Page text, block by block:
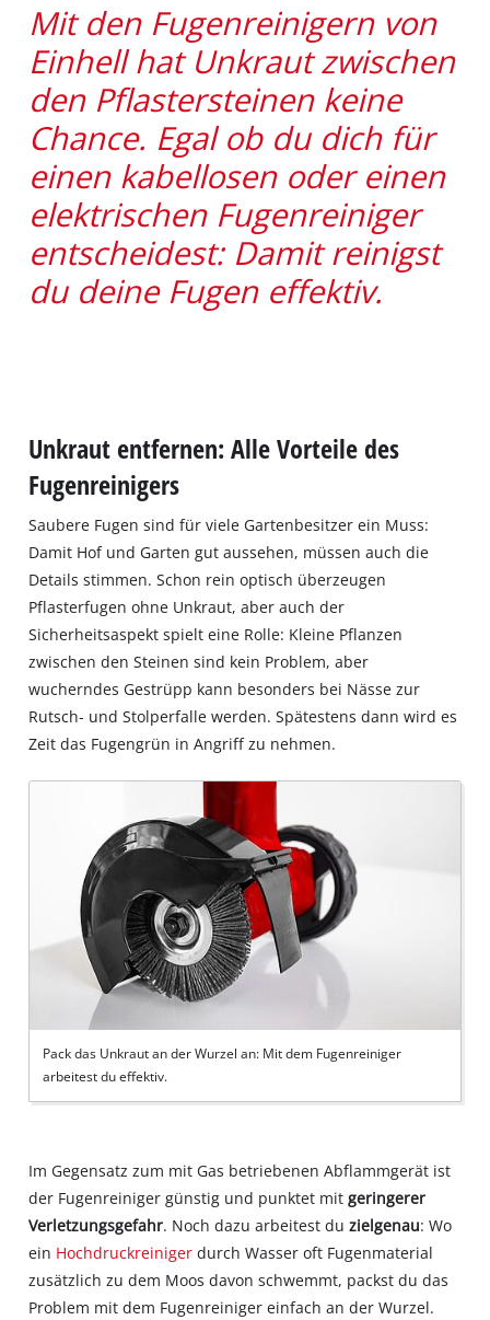
Mit den Fugenreinigern von
Einhell hat Unkraut zwischen
den Pflastersteinen keine
Chance. Egal ob du dich für
einen kabellosen oder einen
elektrischen Fugenreiniger
entscheidest: Damit reinigst
du deine Fugen effektiv.
Unkraut entfernen: Alle Vorteile des
Fugenreinigers
Saubere Fugen sind für viele Gartenbesitzer ein Muss:
Damit Hof und Garten gut aussehen, müssen auch die
Details stimmen. Schon rein optisch überzeugen
Pflasterfugen ohne Unkraut, aber auch der
Sicherheitsaspekt spielt eine Rolle: Kleine Pflanzen
zwischen den Steinen sind kein Problem, aber
wucherndes Gestrüpp kann besonders bei Nässe zur
Rutsch‐ und Stolperfalle werden. Spätestens dann wird es
Zeit das Fugengrün in Angriff zu nehmen.
Pack das Unkraut an der Wurzel an: Mit dem Fugenreiniger
arbeitest du effektiv.
Im Gegensatz zum mit Gas betriebenen Abflammgerät ist
der Fugenreiniger günstig und punktet mitgeringerer
Verletzungsgefahr. Noch dazu arbeitest duzielgenau: Wo
ein Hochdruckreiniger durch Wasser oft Fugenmaterial
zusätzlich zu dem Moos davon schwemmt, packst du das
Problem mit dem Fugenreiniger einfach an der Wurzel.